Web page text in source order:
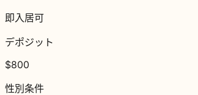
即入居可
デポジット
$800
性別条件